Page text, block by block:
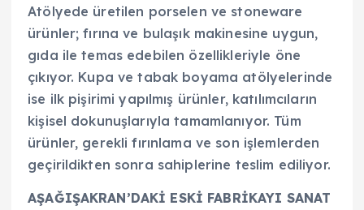
Atölyede üretilen porselen ve stoneware
ürünler; fırına ve bulaşık makinesine uygun,
gıda ile temas edebilen özellikleriyle öne
çıkıyor. Kupa ve tabak boyama atölyelerinde
ise ilk pişirimi yapılmış ürünler, katılımcıların
kişisel dokunuşlarıyla tamamlanıyor. Tüm
ürünler, gerekli fırınlama ve son işlemlerden
geçirildikten sonra sahiplerine teslim ediliyor.
AŞAĞIŞAKRAN’DAKİ ESKİ FABRİKAYI SANAT